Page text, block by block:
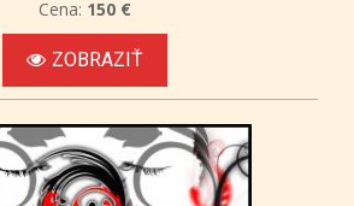
Cena: 150 €
ZOBRAZIŤ